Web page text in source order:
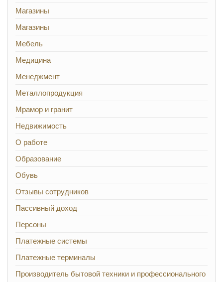
Магазины
Магазины
Мебель
Медицина
Менеджмент
Металлопродукция
Мрамор и гранит
Недвижимость
О работе
Образование
Обувь
Отзывы сотрудников
Пассивный доход
Персоны
Платежные системы
Платежные терминалы
Производитель бытовой техники и профессионального